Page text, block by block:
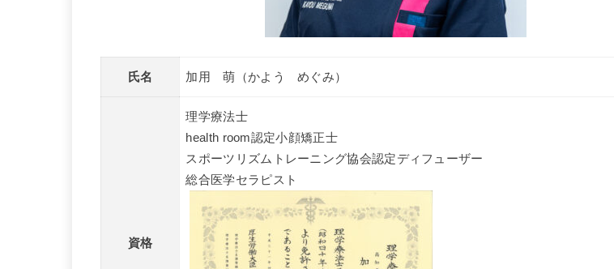
氏名 加用 萌（かよう めぐみ）
資格
理学療法士
health room認定小顔矯正士
スポーツリズムトレーニング協会認定ディフューザー
総合医学セラピスト